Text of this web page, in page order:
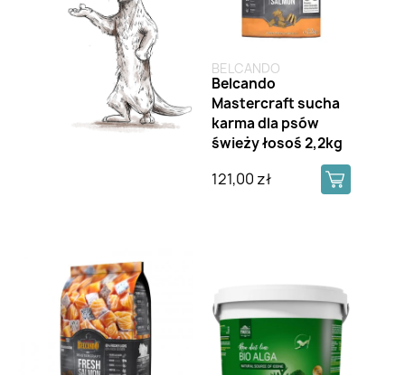
BELCANDO
Belcando
Mastercraft sucha
karma dla psów
świeży łosoś 2,2kg
121,00 zł